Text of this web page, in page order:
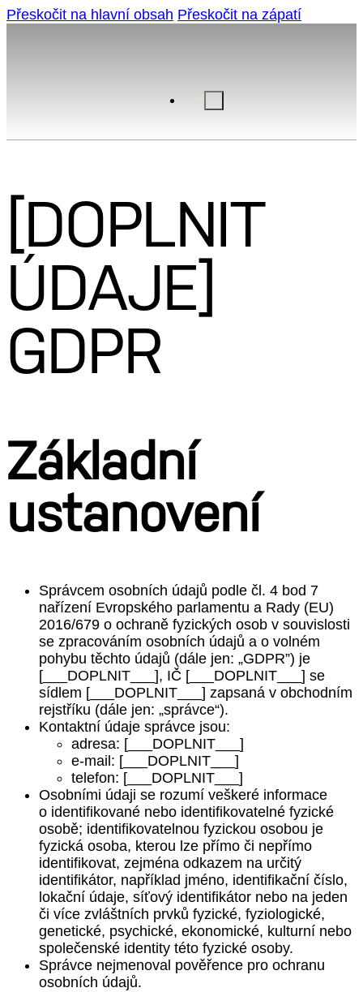
Přeskočit na hlavní obsah Přeskočit na zápatí
[DOPLNIT
ÚDAJE]
GDPR
Základní
ustanovení
Správcem osobních údajů podle čl. 4 bod 7
nařízení Evropského parlamentu a Rady (EU)
2016/679 o ochraně fyzických osob v souvislosti
se zpracováním osobních údajů a o volném
pohybu těchto údajů (dále jen: „GDPR”) je
[___DOPLNIT___], IČ [___DOPLNIT___] se
sídlem [___DOPLNIT___] zapsaná v obchodním
rejstříku (dále jen: „správce“).
Kontaktní údaje správce jsou:
adresa: [___DOPLNIT___]
e-mail: [___DOPLNIT___]
telefon: [___DOPLNIT___]
Osobními údaji se rozumí veškeré informace
o identifikované nebo identifikovatelné fyzické
osobě; identifikovatelnou fyzickou osobou je
fyzická osoba, kterou lze přímo či nepřímo
identifikovat, zejména odkazem na určitý
identifikátor, například jméno, identifikační číslo,
lokační údaje, síťový identifikátor nebo na jeden
či více zvláštních prvků fyzické, fyziologické,
genetické, psychické, ekonomické, kulturní nebo
společenské identity této fyzické osoby.
Správce nejmenoval pověřence pro ochranu
osobních údajů.